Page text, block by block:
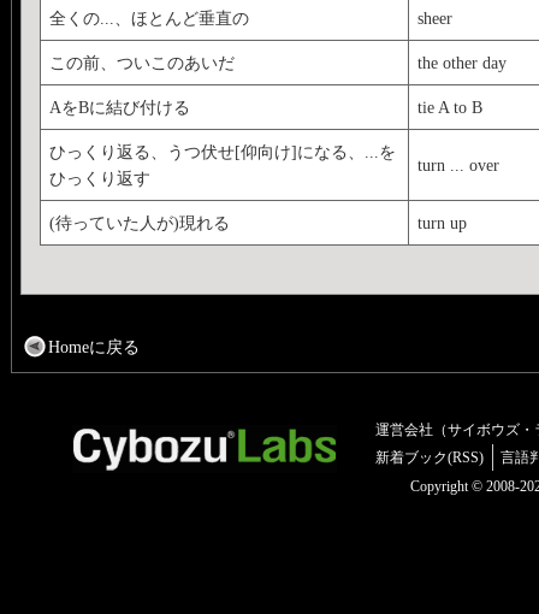
全くの...、ほとんど垂直の sheer
この前、ついこのあいだ the other day
AをBに結び付ける tie A to B
ひっくり返る、うつ伏せ[仰向け]になる、...を
ひっくり返す
turn ... over
(待っていた人が)現れる turn up
Homeに戻る
運営会社（サイボウズ・
新着ブック(RSS)
言語
Copyright © 2008-